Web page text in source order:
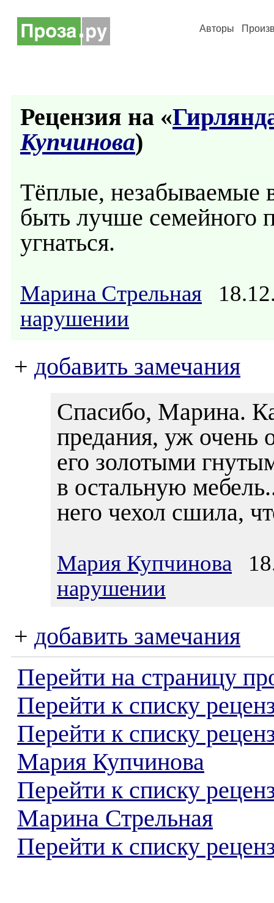
Авторы
Рецензия на «
Купчинова)
Тёплые, незабываемые
быть лучше семейного
угнаться.
Марина Стрельная
нарушении
+ добавить замечания
Спасибо, Марина.
предания, уж очень
его золотыми
в остальную
него чехол сшила,
Мария Купчинова
нарушении
+ добавить замечания
Перейти на страницу
Перейти к списку
Перейти к списку
Мария Купчинова
Перейти к списку
Марина Стрельная
Перейти к списку